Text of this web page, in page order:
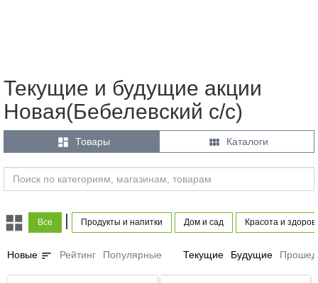
Текущие и будущие акции
Новая(Бебелевский с/с)
 Товары  Каталоги
Все Продукты и напитки Дом и сад Красота и
Новые sort Рейтинг Популярные Текущие Будущие